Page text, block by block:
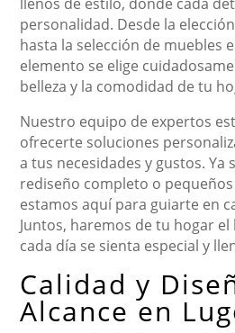
personalidad. Desde la
hasta la selección de muebles
elemento se elige
belleza y la comodidad de tu
Nuestro equipo de expertos
ofrecerte soluciones
a tus necesidades y gustos. Ya
rediseño completo o
estamos aquí para guiarte en
Juntos, haremos de tu hogar
cada día se sienta especial y
Calidad y
Alcance en